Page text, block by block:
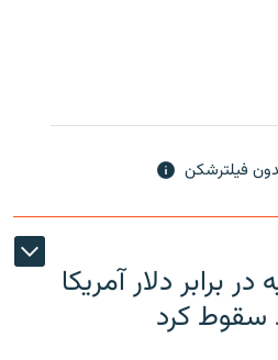
فیلترشکن
برابر دلار آمریکا